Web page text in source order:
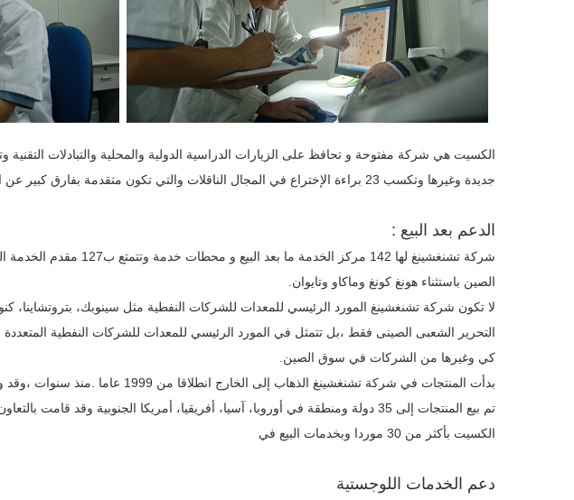
الكسيت هي شركة مفتوحة و تحافظ على الزيارات الدراسية الدولية والمحلية والتبادلات التقنية
جديدة وغيرها وتكسب 23 براءة الإختراع في المجال الناقلات والتي تكون متقدمة بفارق كبير عن المنافسين الآخرين.
الدعم بعد البيع :
شركة تشنغشينغ لها 142 مركز
الصين باستثناء هونغ كونغ وماكاو وتايوان.
لا تكون شركة تشنغشينغ المورد الرئيسي للمعدات للشركات النفطية مثل سينوبك،
التحرير الشعبى الصينى فقط ،بل تتمثل في المورد الرئيسي للمعدات للشركات النفطية
كي وغيرها من الشركات في سوق الصين.
بدأت المنتجات في شركة تشنغشينغ الذهاب
تم بيع المنتجات إلى 35 دولة ومنطقة في أوروبا، آسيا، أفريقيا، أمريكا الجنوبية وقد
الكسيت بأكثر من 30 موردا وبخدمات البيع في
دعم الخدمات اللوجستية